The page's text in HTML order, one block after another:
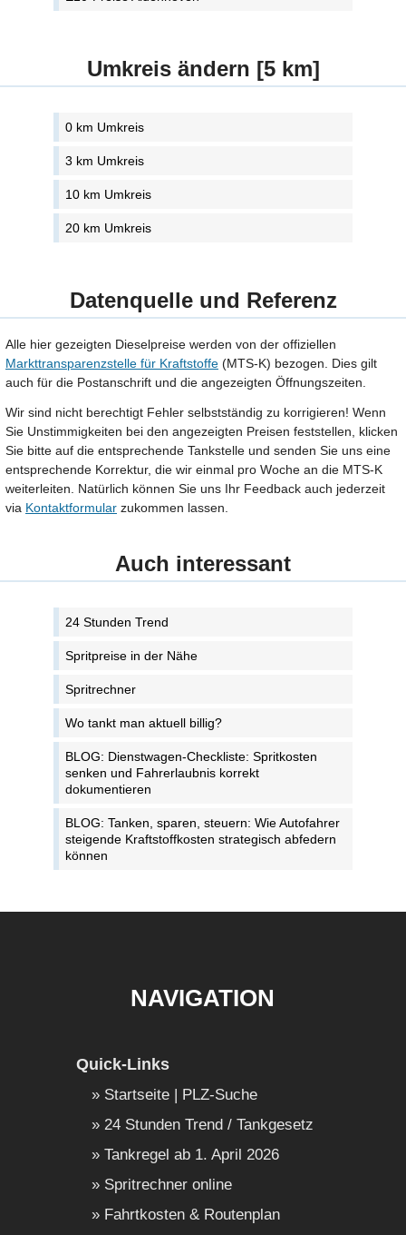
Umkreis ändern [5 km]
0 km Umkreis
3 km Umkreis
10 km Umkreis
20 km Umkreis
Datenquelle und Referenz
Alle hier gezeigten Dieselpreise werden von der offiziellen
Markttransparenzstelle für Kraftstoffe (MTS-K) bezogen. Dies gilt
auch für die Postanschrift und die angezeigten Öffnungszeiten.
Wir sind nicht berechtigt Fehler selbstständig zu korrigieren! Wenn
Sie Unstimmigkeiten bei den angezeigten Preisen feststellen, klicken
Sie bitte auf die entsprechende Tankstelle und senden Sie uns eine
entsprechende Korrektur, die wir einmal pro Woche an die MTS-K
weiterleiten. Natürlich können Sie uns Ihr Feedback auch jederzeit
via Kontaktformular zukommen lassen.
Auch interessant
24 Stunden Trend
Spritpreise in der Nähe
Spritrechner
Wo tankt man aktuell billig?
BLOG: Dienstwagen-Checkliste: Spritkosten
senken und Fahrerlaubnis korrekt
dokumentieren
BLOG: Tanken, sparen, steuern: Wie Autofahrer
steigende Kraftstoffkosten strategisch abfedern
können
NAVIGATION
Quick-Links
Startseite | PLZ-Suche
24 Stunden Trend / Tankgesetz
Tankregel ab 1. April 2026
Spritrechner online
Fahrtkosten & Routenplan